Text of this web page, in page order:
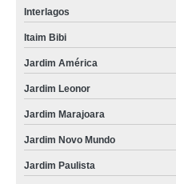
Interlagos
Itaim Bibi
Jardim América
Jardim Leonor
Jardim Marajoara
Jardim Novo Mundo
Jardim Paulista